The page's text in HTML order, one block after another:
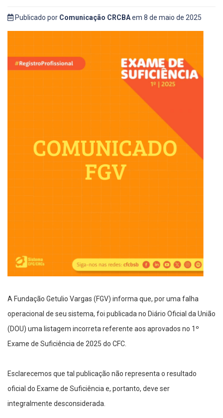
Publicado por Comunicação CRCBAem 8 de maio de 2025
A Fundação Getulio Vargas (FGV) informa que, por uma falha
operacional de seu sistema, foi publicada no Diário Oficial da União
(DOU) uma listagem incorreta referente aos aprovados no 1º
Exame de Suficiência de 2025 do CFC.
Esclarecemos que tal publicação não representa o resultado
oficial do Exame de Suficiência e, portanto, deve ser
integralmente desconsiderada.